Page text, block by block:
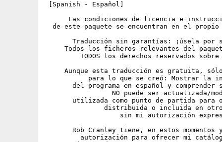
[Spanish - Español]
Las condiciones de licencia e
de este paquete se encuentran en el
Traducción sin garantías: ¡úsela por
Todos los ficheros relevantes del
TODOS los derechos reservados sobre
Aunque esta traducción es gratuita,
para lo que se creó: Mostrar la
del programa en español y comprender
NO puede ser actualizada/
utilizada como punto de partida para
distribuida o incluida en
sin mi autorización
Rob Cranley tiene, en estos momentos
autorización para ofrecer mi